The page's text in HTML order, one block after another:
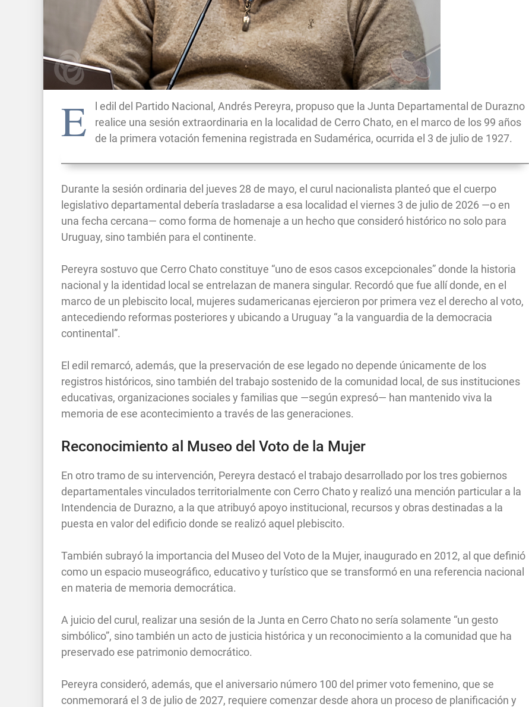
E
l edil del Partido Nacional, Andrés Pereyra, propuso que la Junta Departamental de Durazno
realice una sesión extraordinaria en la localidad de Cerro Chato, en el marco de los 99 años
de la primera votación femenina registrada en Sudamérica, ocurrida el 3 de julio de 1927.
Durante la sesión ordinaria del jueves 28 de mayo, el curul nacionalista planteó que el cuerpo
legislativo departamental debería trasladarse a esa localidad el viernes 3 de julio de 2026 —o en
una fecha cercana— como forma de homenaje a un hecho que consideró histórico no solo para
Uruguay, sino también para el continente.
Pereyra sostuvo que Cerro Chato constituye “uno de esos casos excepcionales” donde la historia
nacional y la identidad local se entrelazan de manera singular. Recordó que fue allí donde, en el
marco de un plebiscito local, mujeres sudamericanas ejercieron por primera vez el derecho al voto,
antecediendo reformas posteriores y ubicando a Uruguay “a la vanguardia de la democracia
continental”.
El edil remarcó, además, que la preservación de ese legado no depende únicamente de los
registros históricos, sino también del trabajo sostenido de la comunidad local, de sus instituciones
educativas, organizaciones sociales y familias que —según expresó— han mantenido viva la
memoria de ese acontecimiento a través de las generaciones.
Reconocimiento al Museo del Voto de la Mujer
En otro tramo de su intervención, Pereyra destacó el trabajo desarrollado por los tres gobiernos
departamentales vinculados territorialmente con Cerro Chato y realizó una mención particular a la
Intendencia de Durazno, a la que atribuyó apoyo institucional, recursos y obras destinadas a la
puesta en valor del edificio donde se realizó aquel plebiscito.
También subrayó la importancia del Museo del Voto de la Mujer, inaugurado en 2012, al que definió
como un espacio museográfico, educativo y turístico que se transformó en una referencia nacional
en materia de memoria democrática.
A juicio del curul, realizar una sesión de la Junta en Cerro Chato no sería solamente “un gesto
simbólico”, sino también un acto de justicia histórica y un reconocimiento a la comunidad que ha
preservado ese patrimonio democrático.
Pereyra consideró, además, que el aniversario número 100 del primer voto femenino, que se
conmemorará el 3 de julio de 2027, requiere comenzar desde ahora un proceso de planificación y